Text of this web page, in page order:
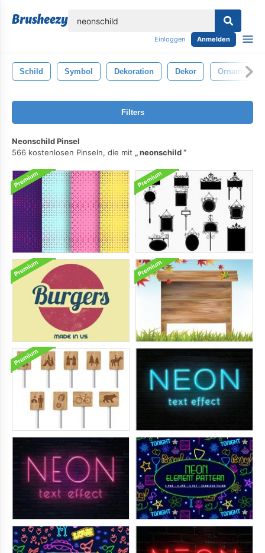
Einloggen Anmelden
Schild Symbol Dekoration Dekor Ornamental
Filters
Neonschild Pinsel
566 kostenlosen Pinseln, die mit
neonschild